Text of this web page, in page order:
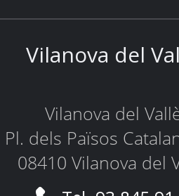
Vilanova del
Vilanova del
Pl. dels Països
08410 Vilanova del